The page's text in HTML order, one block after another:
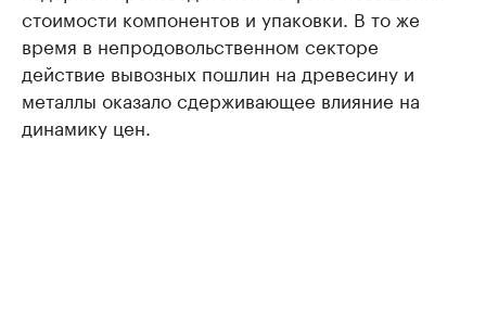
стоимости компонентов и упаковки. В то же
время в непродовольственном секторе
действие вывозных пошлин на древесину и
металлы оказало сдерживающее влияние на
динамику цен.